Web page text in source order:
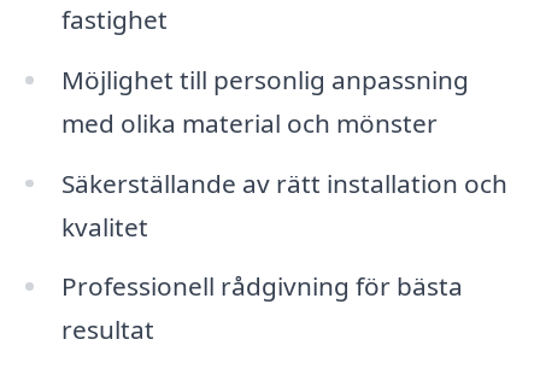
fastighet
Möjlighet till personlig anpassning
med olika material och mönster
Säkerställande av rätt installation och
kvalitet
Professionell rådgivning för bästa
resultat